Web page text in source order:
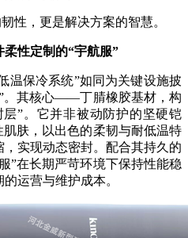
，更是解决方案的智慧。
性定制的“宇航服”
保冷系统”如同为关键设施披
”。其核心——丁腈橡胶基材，构
层”。它并非被动防护的坚硬铠
肤，以出色的柔韧与耐低温特
实现动态密封。配合其持久的
”在长期严苛环境下保持性能稳
运营与维护成本。